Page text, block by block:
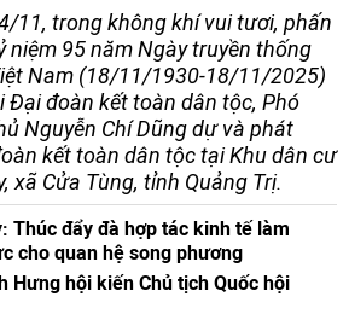
11, trong không khí vui tươi, phấn
niệm 95 năm Ngày truyền thống
Nam (18/11/1930-18/11/2025)
Đại đoàn kết toàn dân tộc, Phó
Nguyễn Chí Dũng dự và phát
kết toàn dân tộc tại Khu dân cư
xã Cửa Tùng, tỉnh Quảng Trị.
Thúc đẩy đà hợp tác kinh tế làm
cho quan hệ song phương
Hưng hội kiến Chủ tịch Quốc hội